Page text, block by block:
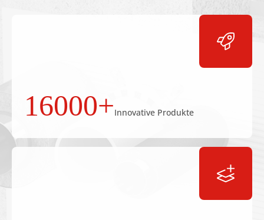
16000+Innovative Produkte